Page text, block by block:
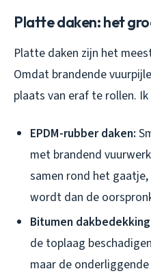
Platte daken: het
Platte daken zijn het
Omdat brandende
plaats van eraf te rollen.
EPDM-rubber daken:
met brandend
samen rond het
wordt dan de
Bitumen
de toplaag
maar de